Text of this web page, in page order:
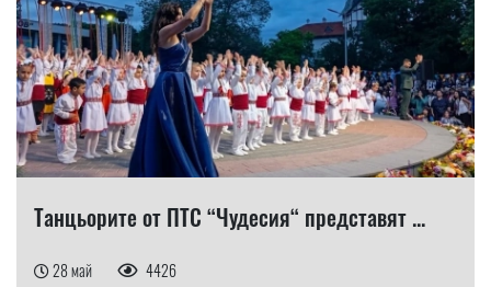
Танцьорите от ПТС “Чудесия“ представят ...
28 май 4426